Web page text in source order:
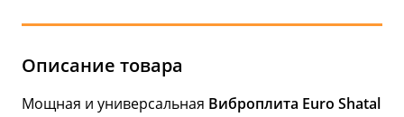
Описание товара
Мощная и универсальная Виброплита Euro Shatal